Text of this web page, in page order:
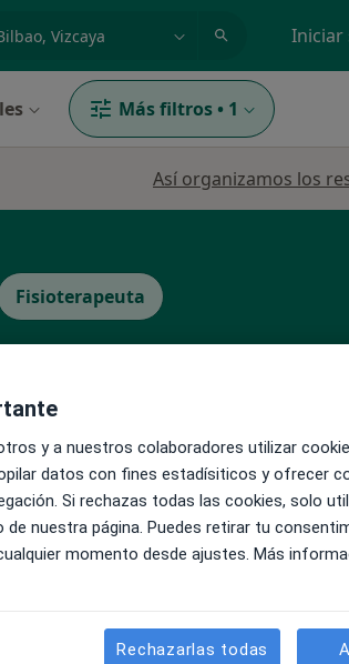
Iniciar
Más filtros • 1
Así organizamos los
Fisioterapeuta
La reserva de cita online no está
Pedir una cita
y a nuestros colaboradores utilizar
datos con fines estadísiticos y ofrecer
Si rechazas todas las cookies, solo
nuestra página. Puedes retirar tu
momento desde ajustes. Más
Rechazarlas todas